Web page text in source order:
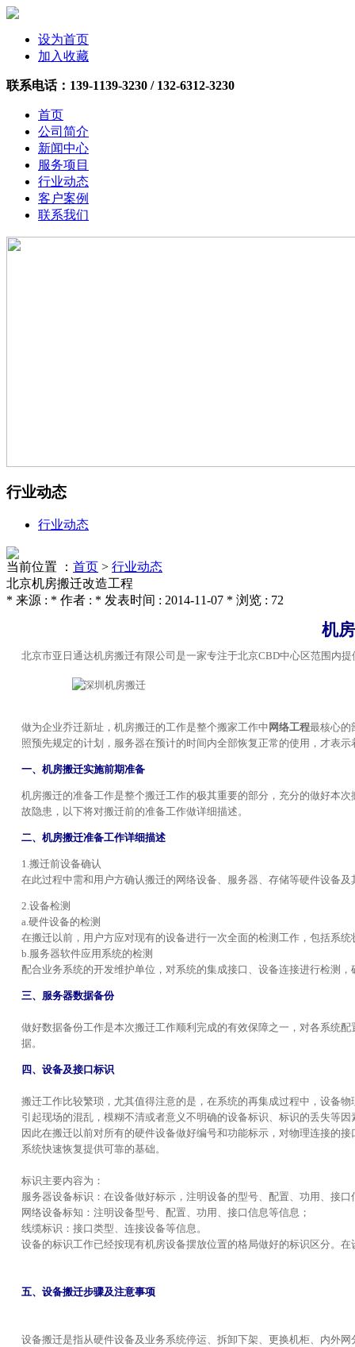
设为首页
加入收藏
联系电话： 139-1139-3230 / 132-6312-3230
首页
公司简介
新闻中心
服务项目
行业动态
客户案例
联系我们
行业动态
行业动态
当前位置 ： 首页 > 行业动态
北京机房搬迁改造工程
* 来源 : * 作者 : * 发表时间 : 2014-11-07 * 浏览 : 72
机
北京市亚日通达机房搬迁有限公司是一家专注于北京CBD中心区范围内提
做为企业乔迁新址，机房搬迁的工作是整个搬家工作中 网络工程最核心的
照预先规定的计划，服务器在预计的时间内全部恢复正常的使用，才表
一、机房搬迁实施前期准备
机房搬迁的准备工作是整个搬迁工作的极其重要的部分，充分的做好本
故隐患，以下将对搬迁前的准备工作做详细描述。
二、机房搬迁准备工作详细描述
1.搬迁前设备确认
在此过程中需和用户方确认搬迁的网络设备、服务器、存储等硬件设备
2.设备检测
a.硬件设备的检测
在搬迁以前，用户方应对现有的设备进行一次全面的检测工作，包括系
b.服务器软件应用系统的检测
配合业务系统的开发维护单位，对系统的集成接口、设备连接进行检测
三、服务器数据备份
做好数据备份工作是本次搬迁工作顺利完成的有效保障之一，对各系统
据。
四、设备及接口标识
搬迁工作比较繁琐，尤其值得注意的是，在系统的再集成过程中，设备
引起现场的混乱，模糊不清或者意义不明确的设备标识、标识的丢失等
因此在搬迁以前对所有的硬件设备做好编号和功能标示，对物理连接的
系统快速恢复提供可靠的基础。
标识主要内容为：
服务器设备标识：在设备做好标示，注明设备的型号、配置、功用、接口
网络设备标知：注明设备型号、配置、功用、接口信息等信息；
线缆标识：接口类型、连接设备等信息。
设备的标识工作已经按现有机房设备摆放位置的格局做好的标识区分。
五、设备搬迁步骤及注意事项
设备搬迁是指从硬件设备及业务系统停运、拆卸下架、更换机柜、内外